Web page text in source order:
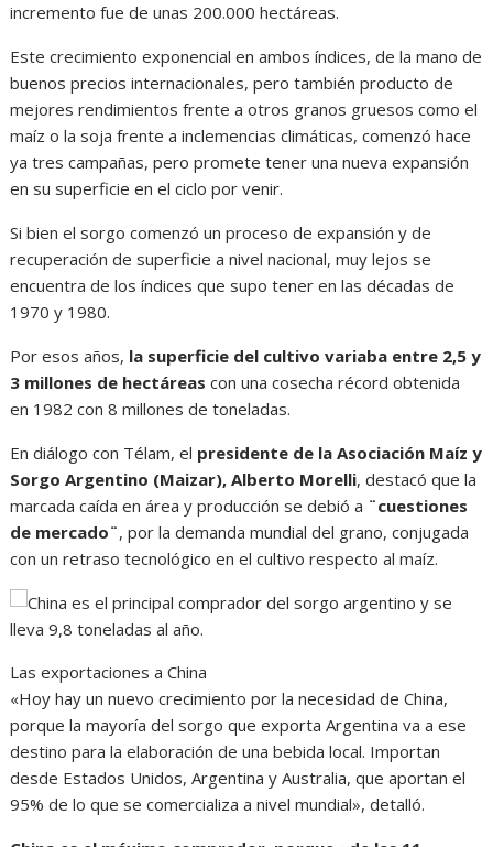
incremento fue de unas 200.000 hectáreas.
Este crecimiento exponencial en ambos índices, de la mano de
buenos precios internacionales, pero también producto de
mejores rendimientos frente a otros granos gruesos como el
maíz o la soja frente a inclemencias climáticas, comenzó hace
ya tres campañas, pero promete tener una nueva expansión
en su superficie en el ciclo por venir.
Si bien el sorgo comenzó un proceso de expansión y de
recuperación de superficie a nivel nacional, muy lejos se
encuentra de los índices que supo tener en las décadas de
1970 y 1980.
Por esos años, la superficie del cultivo variaba entre 2,5 y
3 millones de hectáreas con una cosecha récord obtenida
en 1982 con 8 millones de toneladas.
En diálogo con Télam, el presidente de la Asociación Maíz y
Sorgo Argentino (Maizar), Alberto Morelli, destacó que la
marcada caída en área y producción se debió a ¨cuestiones
de mercado¨, por la demanda mundial del grano, conjugada
con un retraso tecnológico en el cultivo respecto al maíz.
Las exportaciones a China
«Hoy hay un nuevo crecimiento por la necesidad de China,
porque la mayoría del sorgo que exporta Argentina va a ese
destino para la elaboración de una bebida local. Importan
desde Estados Unidos, Argentina y Australia, que aportan el
95% de lo que se comercializa a nivel mundial», detalló.